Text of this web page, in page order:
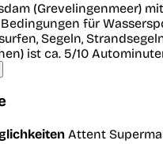
(Grevelingenmeer)
für
Segeln,
ist ca. 5/10
Attent